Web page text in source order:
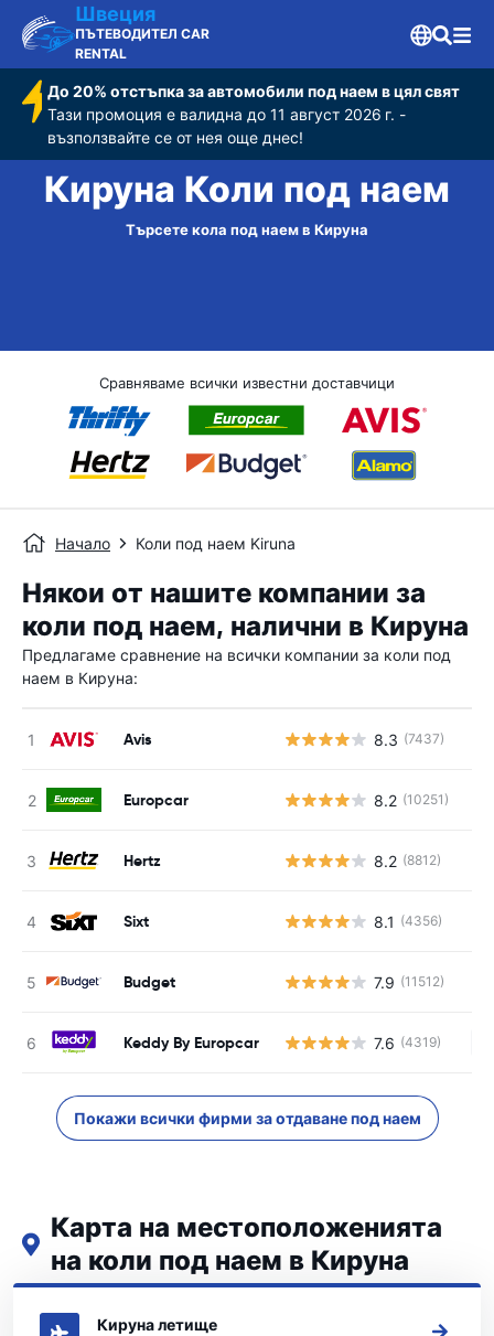
Швеция
ПЪТЕВОДИТЕЛ CAR
RENTAL
До 20% отстъпка за автомобили под наем в цял свят
Тази промоция е валидна до 11 август 2026 г. -
възползвайте се от нея още днес!
Кируна Коли под наем
Търсете кола под наем в Кируна
Сравняваме всички известни доставчици
Начало Коли под наем Kiruna
Някои от нашите компании за
коли под наем, налични в Кируна
Предлагаме сравнение на всички компании за коли под
наем в Кируна:
Avis 8.3 (7437)
Europcar 8.2 (10251)
Hertz 8.2 (8812)
Sixt 8.1 (4356)
Budget 7.9 (11512)
Keddy By Europcar 7.6 (4319)
Покажи всички фирми за отдаване под наем
Карта на местоположенията
на коли под наем в Кируна
Вижте нашите основни места за коли под наем в Кируна
Кируна летище